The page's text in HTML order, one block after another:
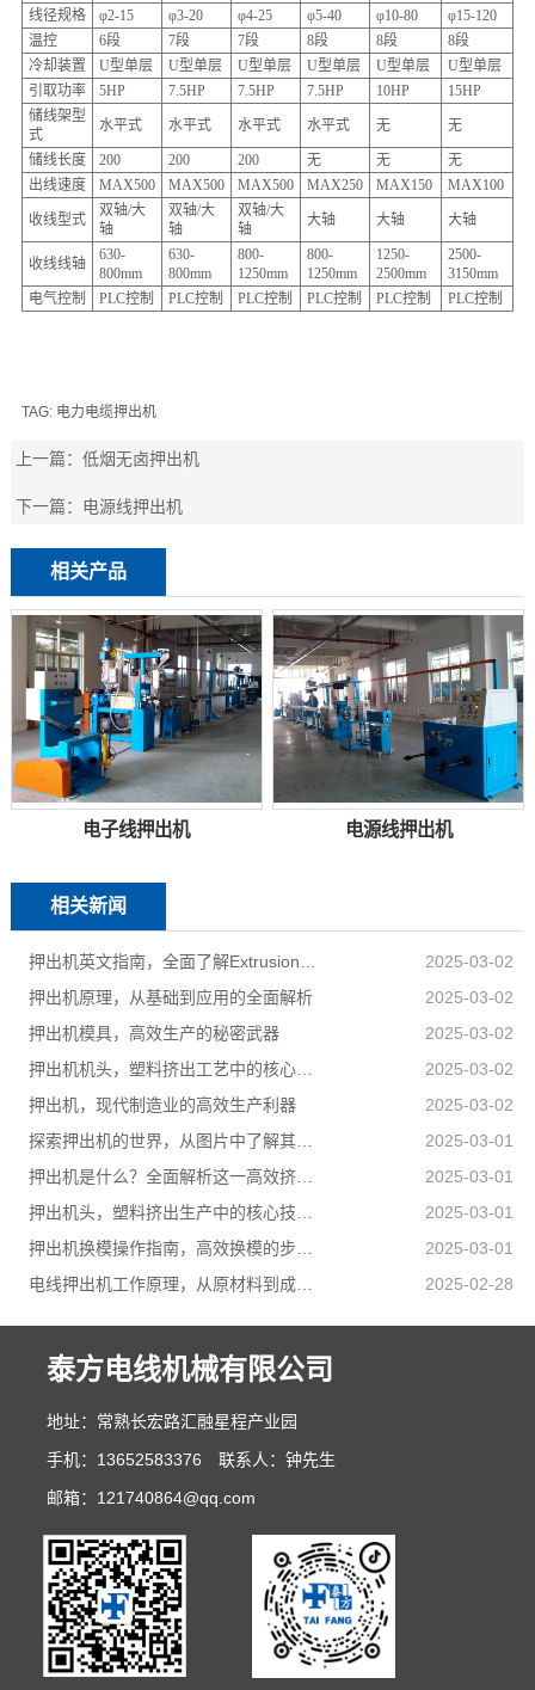
线径规格
φ2-15 φ3-20 φ4-25 φ5-40 φ10-80
φ15-120
温控
6段 7段 7段 8段 8段
8段
冷却装置
U型单层 U型单层 U型单层 U型单层 U型单层
U型单层
引取功率
5HP 7.5HP 7.5HP 7.5HP 10HP
15HP
储线架型
式
水平式 水平式 水平式 水平式 无 无
储线长度 200 200 200 无 无
无
出线速度
MAX500 MAX500 MAX500 MAX250 MAX150 MAX100
收线型式
双轴/大
轴
双轴/大
轴
双轴/大
轴
大轴 大轴 大轴
收线线轴
630-
800mm
630-
800mm
800-
1250mm
800-
1250mm
1250-
2500mm
2500-
3150mm
电气控制
PLC控制 PLC控制 PLC控制 PLC控制 PLC控制 PLC控制
TAG: 电力电缆押出机
上一篇：低烟无卤押出机
下一篇： 电源线押出机
相关产品
电子线押出机 电源线押出机
相关新闻
2025-03-02
押出机原理，从基础到应用的全面解析
2025-03-02
押出机模具，高效生产的秘密武器
2025-03-02
押出机机头，塑料挤出工艺中的核心部件
2025-03-02
押出机，现代制造业的高效生产利器
2025-03-02
探索押出机的世界，从图片中了解其工作原理与应用
2025-03-01
押出机是什么？全面解析这一高效挤出设备
2025-03-01
2025-03-01
2025-03-01
电线押出机工作原理，从原材料到成品的精密工艺
2025-02-28
泰方电线机械有限公司
地址：常熟长宏路汇融星程产业园
手机：13652583376 联系人：钟先生
邮箱：121740864@qq.com